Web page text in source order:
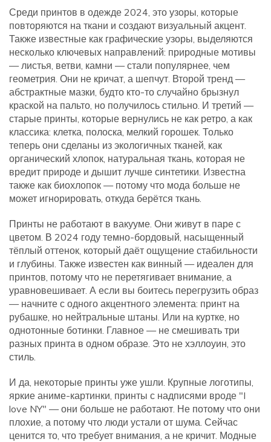
Среди принтов в одежде 2024, это узоры, которые
повторяются на ткани и создают визуальный акцент.
Также известные как графические узоры, выделяются
несколько ключевых направлений: природные мотивы
— листья, ветви, камни — стали популярнее, чем
геометрия. Они не кричат, а шепчут. Второй тренд —
абстрактные мазки, будто кто-то случайно брызнул
краской на пальто, но получилось стильно. И третий —
старые принты, которые вернулись не как ретро, а как
классика: клетка, полоска, мелкий горошек. Только
теперь они сделаны из экологичных тканей, как
органический хлопок, натуральная ткань, которая не
вредит природе и дышит лучше синтетики. Известна
также как биохлопок — потому что мода больше не
может игнорировать, откуда берётся ткань.
Принты не работают в вакууме. Они живут в паре с
цветом. В 2024 году темно-бордовый, насыщенный
тёплый оттенок, который даёт ощущение стабильности
и глубины. Также известен как винный — идеален для
принтов, потому что не перетягивает внимание, а
уравновешивает. А если вы боитесь перегрузить образ
— начните с одного акцентного элемента: принт на
рубашке, но нейтральные штаны. Или на куртке, но
однотонные ботинки. Главное — не смешивать три
разных принта в одном образе. Это не хэллоуин, это
стиль.
И да, некоторые принты уже ушли. Крупные логотипы,
яркие аниме-картинки, принты с надписями вроде "I
love NY" — они больше не работают. Не потому что они
плохие, а потому что люди устали от шума. Сейчас
ценится то, что требует внимания, а не кричит. Модные